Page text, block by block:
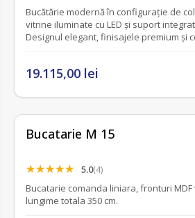
Bucătărie modernă în configurație de
vitrine iluminate cu LED și suport
Designul elegant, finisajele premium și
exclusiv pe comandă și personalizabil
19.115,00 lei
Bucatarie M 15
5.0(4)
Bucatarie comanda liniara, fronturi MDF
lungime totala 350 cm.